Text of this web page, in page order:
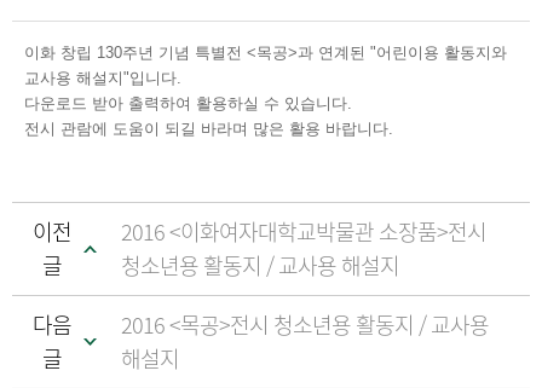
이화 창립 130주년 기념 특별전 <목공>과 연계된 "어린이용 활동지와
교사용 해설지"입니다.
다운로드 받아 출력하여 활용하실 수 있습니다.
전시 관람에 도움이 되길 바라며 많은 활용 바랍니다.
이전
글
2016 <이화여자대학교박물관 소장품>전시
청소년용 활동지 / 교사용 해설지
다음
글
2016 <목공>전시 청소년용 활동지 / 교사용
해설지